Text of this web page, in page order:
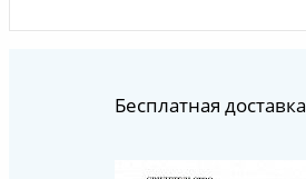
Бесплатная доставка